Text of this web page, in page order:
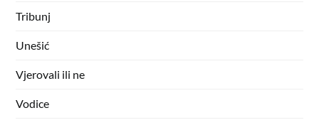
Tribunj
Unešić
Vjerovali ili ne
Vodice